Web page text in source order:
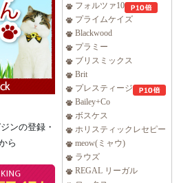
フォルツァ10
プライムケイズ
Blackwood
プラミー
ブリスミックス
Brit
プレスティージ
Bailey+Co
ボスケス
ホリスティックレセピー
meow(ミャウ)
ラウズ
REGAL リーガル